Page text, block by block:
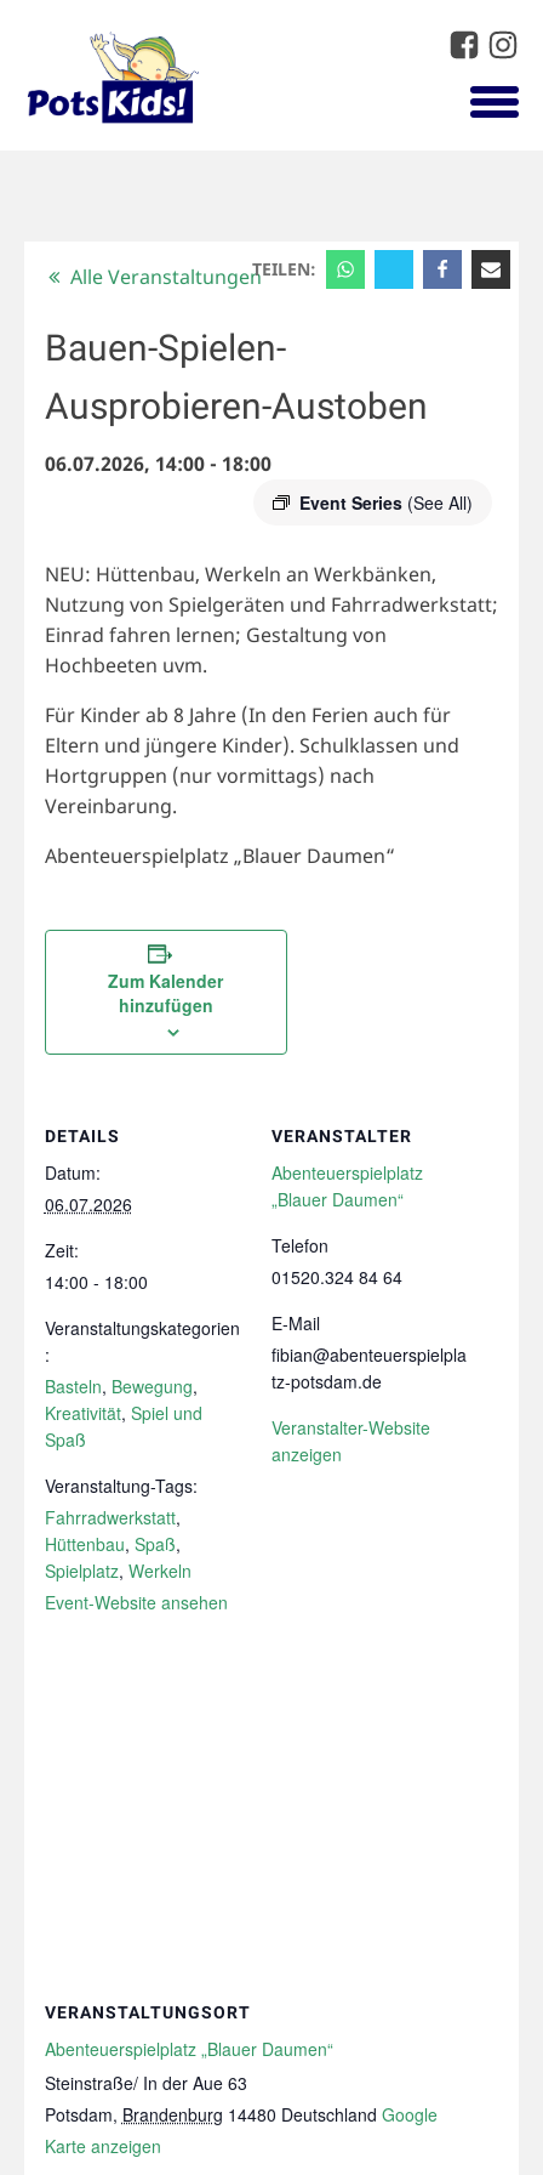
TEILEN:
Alle Veranstaltungen
Bauen-Spielen-
Ausprobieren-Austoben
06.07.2026, 14:00- 18:00
Event Series (See All)
NEU: Hüttenbau, Werkeln an Werkbänken,
Nutzung von Spielgeräten und Fahrradwerkstatt;
Einrad fahren lernen; Gestaltung von
Hochbeeten uvm.
Für Kinder ab 8 Jahre (In den Ferien auch für
Eltern und jüngere Kinder). Schulklassen und
Hortgruppen (nur vormittags) nach
Vereinbarung.
Abenteuerspielplatz „Blauer Daumen“
Zum Kalender
hinzufügen
DETAILS
Datum:
06.07.2026
Zeit:
14:00 - 18:00
Veranstaltungskategorien
:
Basteln, Bewegung,
Kreativität, Spiel und
Spaß
Veranstaltung-Tags:
Fahrradwerkstatt,
Hüttenbau, Spaß,
Spielplatz, Werkeln
Event-Website ansehen
VERANSTALTER
Abenteuerspielplatz
„Blauer Daumen“
Telefon
01520.324 84 64
E-Mail
fibian@abenteuerspielpla
tz-potsdam.de
Veranstalter-Website
anzeigen
VERANSTALTUNGSORT
Abenteuerspielplatz „Blauer Daumen“
Steinstraße/ In der Aue 63
Potsdam, Brandenburg 14480 Deutschland Google
Karte anzeigen